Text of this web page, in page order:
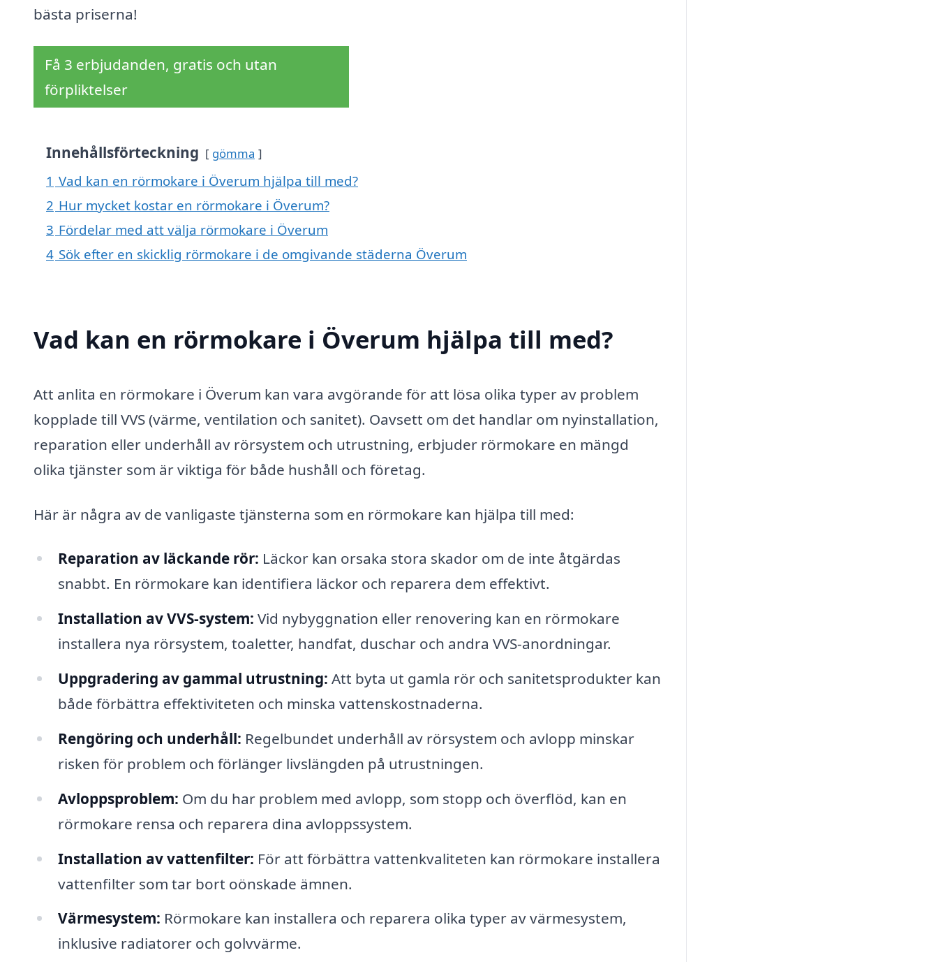
bästa priserna!
Få 3 erbjudanden, gratis och utan
förpliktelser
Innehållsförteckning gömma
1 Vad kan en rörmokare i Överum hjälpa till med?
2 Hur mycket kostar en rörmokare i Överum?
3 Fördelar med att välja rörmokare i Överum
4 Sök efter en skicklig rörmokare i de omgivande städerna Överum
Vad kan en rörmokare i Överum hjälpa till med?
Att anlita en rörmokare i Överum kan vara avgörande för att lösa olika typer av problem
kopplade till VVS (värme, ventilation och sanitet). Oavsett om det handlar om nyinstallation,
reparation eller underhåll av rörsystem och utrustning, erbjuder rörmokare en mängd
olika tjänster som är viktiga för både hushåll och företag.
Här är några av de vanligaste tjänsterna som en rörmokare kan hjälpa till med:
Reparation av läckande rör: Läckor kan orsaka stora skador om de inte åtgärdas
snabbt. En rörmokare kan identifiera läckor och reparera dem effektivt.
Installation av VVS-system: Vid nybyggnation eller renovering kan en rörmokare
installera nya rörsystem, toaletter, handfat, duschar och andra VVS-anordningar.
Uppgradering av gammal utrustning: Att byta ut gamla rör och sanitetsprodukter kan
både förbättra effektiviteten och minska vattenskostnaderna.
Rengöring och underhåll: Regelbundet underhåll av rörsystem och avlopp minskar
risken för problem och förlänger livslängden på utrustningen.
Avloppsproblem: Om du har problem med avlopp, som stopp och överflöd, kan en
rörmokare rensa och reparera dina avloppssystem.
Installation av vattenfilter: För att förbättra vattenkvaliteten kan rörmokare installera
vattenfilter som tar bort oönskade ämnen.
Värmesystem: Rörmokare kan installera och reparera olika typer av värmesystem,
inklusive radiatorer och golvvärme.